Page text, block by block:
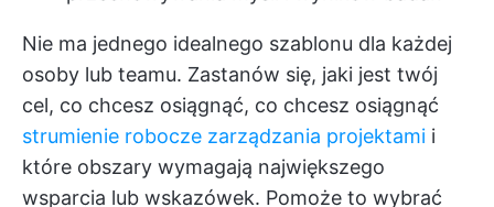
Nie ma jednego idealnego szablonu dla każdej
osoby lub teamu. Zastanów się, jaki jest twój
cel, co chcesz osiągnąć, co chcesz osiągnąć
strumienie robocze zarządzania projektami i
które obszary wymagają największego
wsparcia lub wskazówek. Pomoże to wybrać